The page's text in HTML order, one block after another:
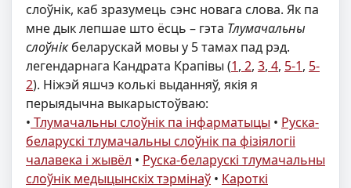
слоўнік, каб зразумець сэнс новага слова. Як па
мне дык лепшае што ёсць – гэта Тлумачальны
слоўнікбеларускай мовы у 5 тамах пад рэд.
легендарнага Кандрата Крапівы (1, 2, 3, 4, 5-1, 5-
2). Ніжэй яшчэ колькі выданняў, якія я
перыядычна выкарыстоўваю:
• Тлумачальны слоўнік па інфарматыцы • Руска-
беларускі тлумачальны слоўнік па фізіялогіі
чалавека і жывёл • Руска-беларускі тлумачальны
слоўнік медыцынскіх тэрмінаў • Кароткі